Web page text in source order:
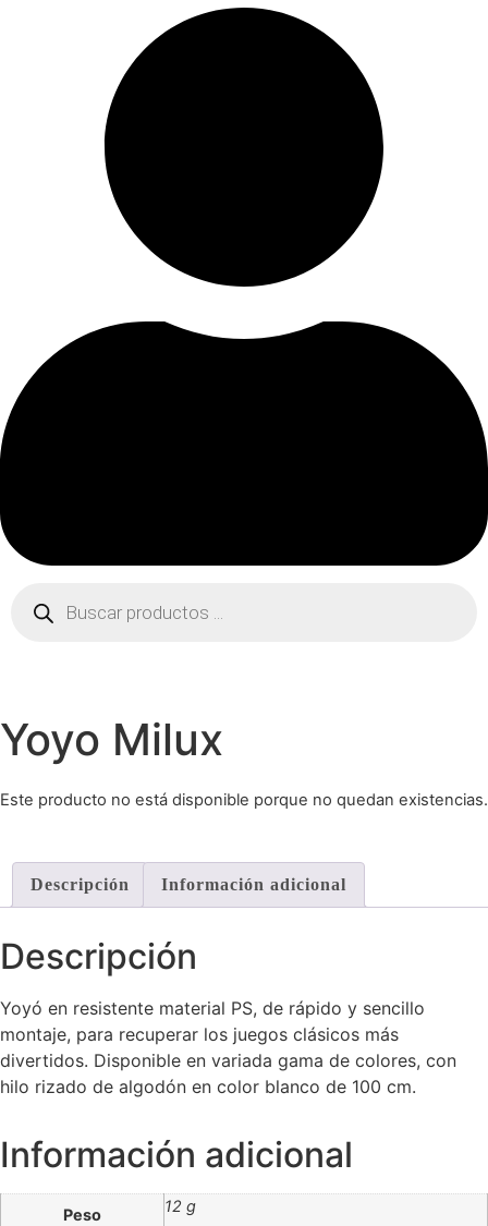
productos
Yoyo Milux
Este producto no está disponible porque no quedan existencias.
Descripción Información adicional
Descripción
Yoyó en resistente material PS, de rápido y sencillo
montaje, para recuperar los juegos clásicos más
divertidos. Disponible en variada gama de colores, con
hilo rizado de algodón en color blanco de 100 cm.
Información adicional
Peso 12 g